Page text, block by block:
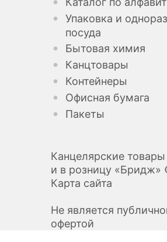
Упаковка и
посуда
Бытовая химия
Канцтовары
Контейнеры
Офисная бумага
Пакеты
Канцелярские
и в розницу «Бридж»
Карта сайта
Не является
офертой